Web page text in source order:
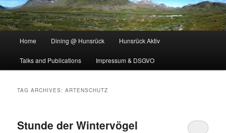
Home Dining @ Hunsrück Hunsrück Aktiv
Talks and Publications Impressum & DSGVO
TAG ARCHIVES:ARTENSCHUTZ
Stunde der Wintervögel